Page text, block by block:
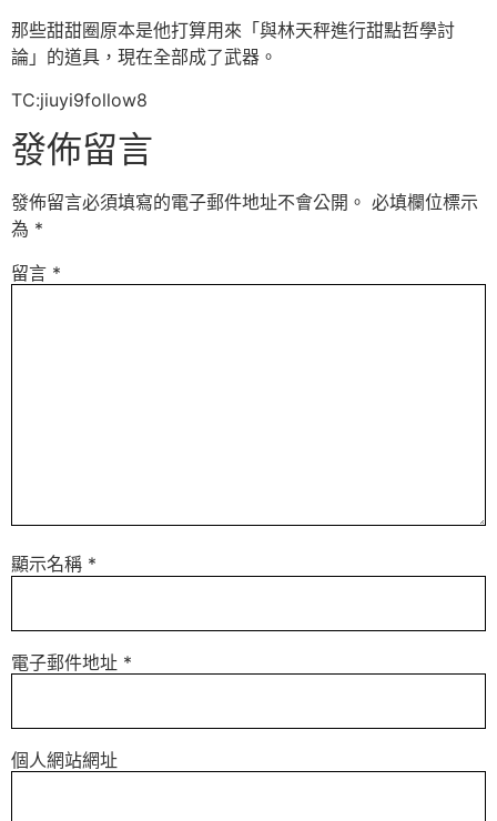
那些甜甜圈原本是他打算用來「與林天秤進行甜點哲學討
論」的道具，現在全部成了武器。
TC:jiuyi9follow8
發佈留言
發佈留言必須填寫的電子郵件地址不會公開。 必填欄位標示
為 *
留言 *
顯示名稱 *
電子郵件地址 *
個人網站網址